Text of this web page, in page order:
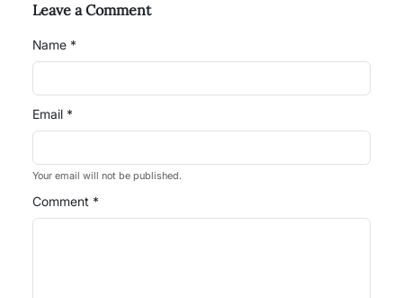
Leave a Comment
Name *
Email *
Your email will not be published.
Comment *